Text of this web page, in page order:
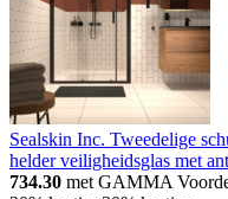
Sealskin Inc. Tweedelige
helder veiligheidsglas met
734.30 met GAMMA